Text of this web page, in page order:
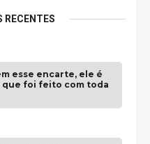
RECENTES
esse encarte, ele é
que foi feito com toda